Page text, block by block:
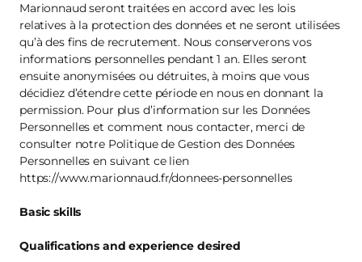
Marionnaud seront traitées en accord avec les lois
relatives à la protection des données et ne seront utilisées
qu’à des fins de recrutement. Nous conserverons vos
informations personnelles pendant 1 an. Elles seront
ensuite anonymisées ou détruites, à moins que vous
décidiez d’étendre cette période en nous en donnant la
permission. Pour plus d’information sur les Données
Personnelles et comment nous contacter, merci de
consulter notre Politique de Gestion des Données
Personnelles en suivant ce lien
https://www.marionnaud.fr/donnees-personnelles
Basic skills
Qualifications and experience desired